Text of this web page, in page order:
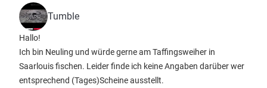
Tumble
Hallo!
Ich bin Neuling und würde gerne am Taffingsweiher in
Saarlouis fischen. Leider finde ich keine Angaben darüber wer
entsprechend (Tages)Scheine ausstellt.